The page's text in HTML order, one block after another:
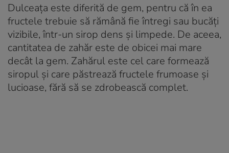
Dulceața este diferită de gem, pentru că în ea
fructele trebuie să rămână fie întregi sau bucăți
vizibile, într-un sirop dens și limpede. De aceea,
cantitatea de zahăr este de obicei mai mare
decât la gem. Zahărul este cel care formează
siropul și care păstrează fructele frumoase și
lucioase, fără să se zdrobească complet.